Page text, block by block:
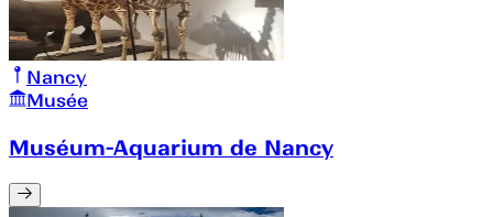
Nancy
Musée
Muséum-Aquarium de Nancy